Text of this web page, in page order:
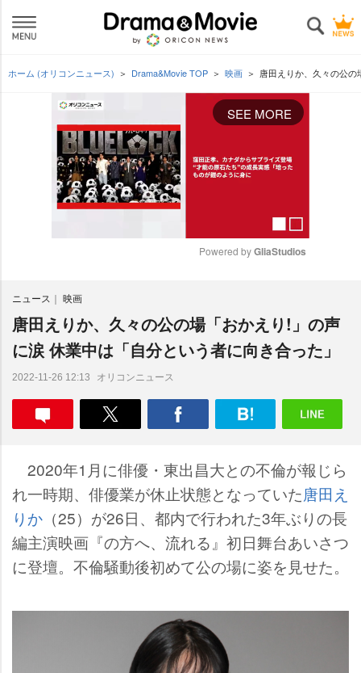
ホーム (オリコンニュース) Drama&Movie TOP 映画 唐田えりか、久々の公
SEE MORE
e
Powered by GliaStudios
ニュース 映画
唐田えりか、久々の公の場「おかえり!」の声
に涙 休業中は「自分という者に向き合った」
2022-11-26 12:13 オリコンニュース
2020年1月に俳優・東出昌大との不倫が報じら
れ一時期、俳優業が休止状態となっていた唐田え
りか （25）が26日、都内で行われた3年ぶりの長
編主演映画『の方へ、流れる』初日舞台あいさつ
に登壇。不倫騒動後初めて公の場に姿を見せた。